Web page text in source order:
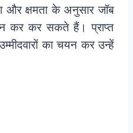
और क्षमता के अनुसार जॉब
कर कर सकते हैं। प्राप्त
का चयन कर उन्हें